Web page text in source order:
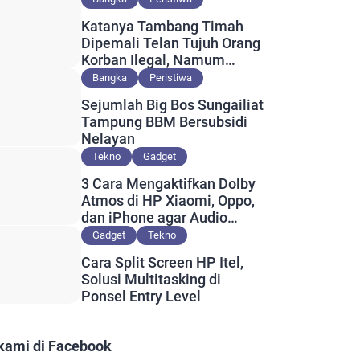
Katanya Tambang Timah
Dipemali Telan Tujuh Orang
Korban Ilegal, Namum
Muncul Slip Pembayaran
Bangka Peristiwa
Sejumlah Big Bos Sungailiat
Tampung BBM Bersubsidi
Nelayan
Tekno Gadget
3 Cara Mengaktifkan Dolby
Atmos di HP Xiaomi, Oppo,
dan iPhone agar Audio
Lebih Maksimal
Gadget Tekno
Cara Split Screen HP Itel,
Solusi Multitasking di
Ponsel Entry Level
di Facebook